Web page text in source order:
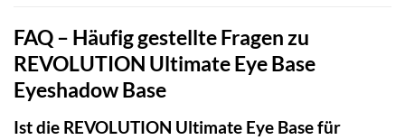
FAQ – Häufig gestellte Fragen zu
REVOLUTION Ultimate Eye Base
Eyeshadow Base
Ist die REVOLUTION Ultimate Eye Base für